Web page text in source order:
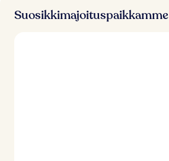
Suosikkimajoituspaikkamme